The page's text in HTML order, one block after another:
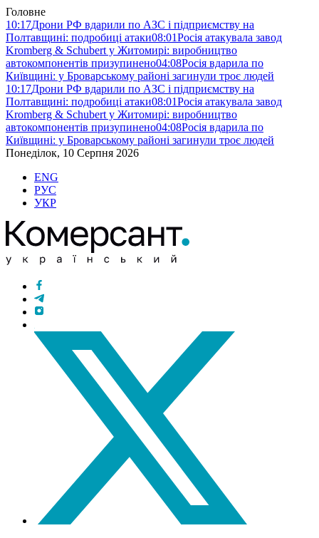
Головне
10:17Дрони РФ вдарили по АЗС і підприємству на
Полтавщині: подробиці атаки08:01Росія атакувала завод
Kromberg & Schubert у Житомирі: виробництво
автокомпонентів призупинено04:08Росія вдарила по
Київщині: у Броварському районі загинули троє людей
10:17Дрони РФ вдарили по АЗС і підприємству на
Полтавщині: подробиці атаки08:01Росія атакувала завод
Kromberg & Schubert у Житомирі: виробництво
автокомпонентів призупинено04:08Росія вдарила по
Київщині: у Броварському районі загинули троє людей
Понеділок, 10 Серпня 2026
ENG
РУС
УКР